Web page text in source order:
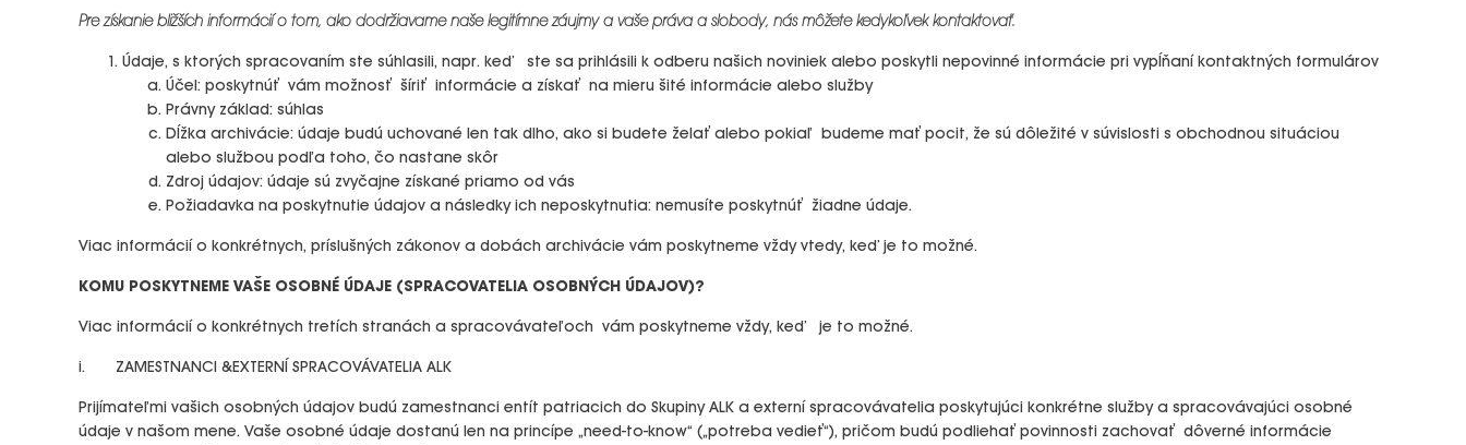
Pre získanie bližších informácií o tom, ako dodržiavame naše legitímne záujmy a vaše práva a slobody, nás môžete kedykoľvek kontaktovať.
Údaje, s ktorých spracovaním ste súhlasili, napr. keď ste sa prihlásili k odberu našich noviniek alebo poskytli nepovinné informácie pri vypĺňaní kontaktných formulárov
Účel: poskytnúť vám možnosť šíriť informácie a získať na mieru šité informácie alebo služby
Právny základ: súhlas
Dĺžka archivácie: údaje budú uchované len tak dlho, ako si budete želať alebo pokiaľ budeme mať pocit, že sú dôležité v súvislosti s obchodnou situáciou
alebo službou podľa toho, čo nastane skôr
Zdroj údajov: údaje sú zvyčajne získané priamo od vás
Požiadavka na poskytnutie údajov a následky ich neposkytnutia: nemusíte poskytnúť žiadne údaje.
Viac informácií o konkrétnych, príslušných zákonov a dobách archivácie vám poskytneme vždy vtedy, keď je to možné.
KOMU POSKYTNEME VAŠE OSOBNÉ ÚDAJE (SPRACOVATELIA OSOBNÝCH ÚDAJOV)?
Viac informácií o konkrétnych tretích stranách a spracovávateľoch vám poskytneme vždy, keď je to možné.
i. ZAMESTNANCI &EXTERNÍ SPRACOVÁVATELIA ALK
Prijímateľmi vašich osobných údajov budú zamestnanci entít patriacich do Skupiny ALK a externí spracovávatelia poskytujúci konkrétne služby a spracovávajúci osobné
údaje v našom mene. Vaše osobné údaje dostanú len na princípe „need-to-know“ („potreba vedieť“), pričom budú podliehať povinnosti zachovať dôverné informácie